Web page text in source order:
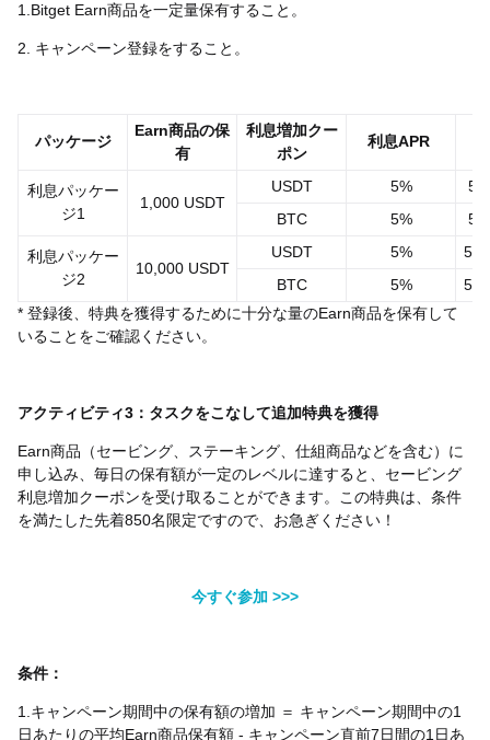
1.Bitget Earn商品を一定量保有すること。
2. キャンペーン登録をすること。
パッケージ
Earn商品の保
有
利息増加クー
ポン
利息APR
利息パッケー
ジ1
1,000 USDT
USDT 5%
BTC
5%
利息パッケー
ジ2
10,000 USDT
USDT 5%
BTC
5%
* 登録後、特典を獲得するために十分な量のEarn商品を保有して
いることをご確認ください。
アクティビティ3：タスクをこなして追加特典を獲得
Earn商品（セービング、ステーキング、仕組商品などを含む）に
申し込み、毎日の保有額が一定のレベルに達すると、セービング
利息増加クーポンを受け取ることができます。この特典は、条件
を満たした先着850名限定ですので、お急ぎください！
今すぐ参加 >>>
条件：
1.キャンペーン期間中の保有額の増加 ＝ キャンペーン期間中の1
日あたりの平均Earn商品保有額 - キャンペーン直前7日間の1日あ